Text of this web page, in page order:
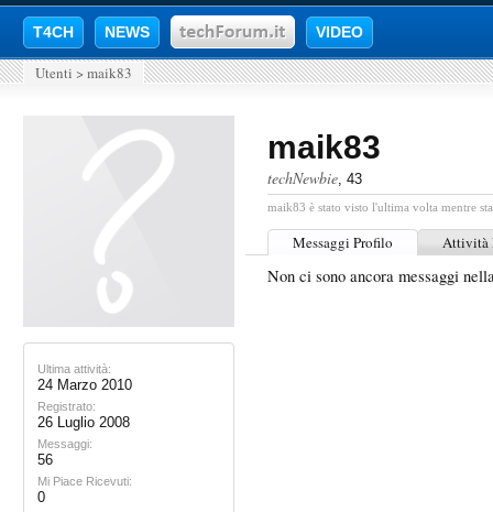
T4CH NEWS VIDEO
Utenti > maik83
Ultima attività:
24 Marzo 2010
Registrato:
26 Luglio 2008
Messaggi:
56
Mi Piace Ricevuti:
0
maik83
techNewbie, 43
maik83 è stato visto l'ultima volta mentre
Messaggi Profilo Attività
Non ci sono ancora messaggi